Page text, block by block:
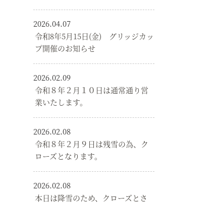
2026.04.07
令和8年5月15日(金) グリッジカッ
プ開催のお知らせ
2026.02.09
令和８年２月１０日は通常通り営
業いたします。
2026.02.08
令和８年２月９日は残雪の為、ク
ローズとなります。
2026.02.08
本日は降雪のため、クローズとさ